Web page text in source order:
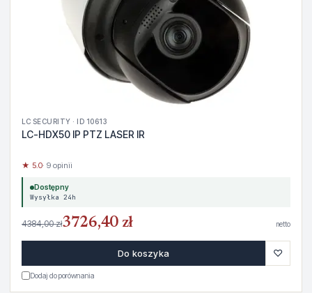
LC SECURITY · ID 10613
LC-HDX50 IP PTZ LASER IR
★ 5.0· 9 opinii
Dostępny
Wysyłka 24h
4384,00 zł3726,40 zł netto
Do koszyka ♡
Dodaj do porównania